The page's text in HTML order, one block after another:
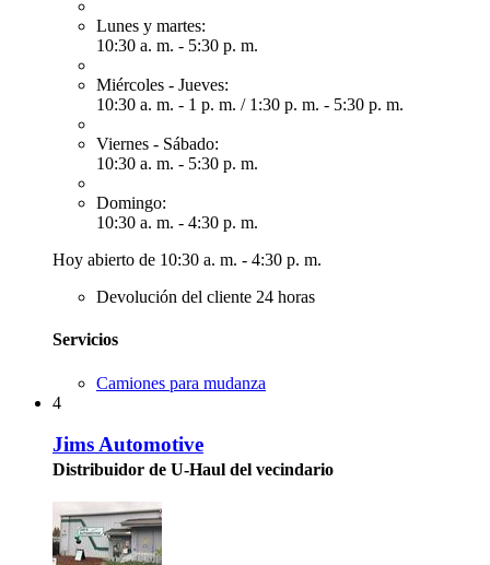
Lunes y martes:
10:30 a. m. - 5:30 p. m.
Miércoles - Jueves:
10:30 a. m. - 1 p. m. / 1:30 p. m. - 5:30 p. m.
Viernes - Sábado:
10:30 a. m. - 5:30 p. m.
Domingo:
10:30 a. m. - 4:30 p. m.
Hoy abierto de 10:30 a. m. - 4:30 p. m.
Devolución del cliente 24 horas
Servicios
Camiones para mudanza
4
Jims Automotive
Distribuidor de U-Haul del vecindario